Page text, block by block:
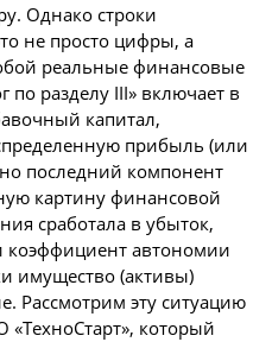
Однако строки
не просто цифры, а
реальные финансовые
по разделу III» включает в
капитал,
прибыль (или
последний компонент
картину финансовой
сработала в убыток,
коэффициент автономии
имущество (активы)
Рассмотрим эту ситуацию
который